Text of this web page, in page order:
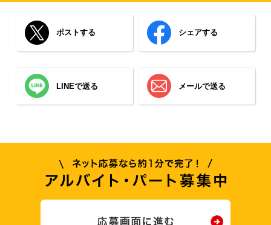
ポストする シェアする
LINEで送る メールで送る